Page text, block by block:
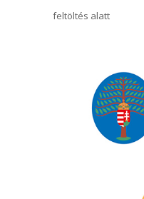
feltöltés alatt